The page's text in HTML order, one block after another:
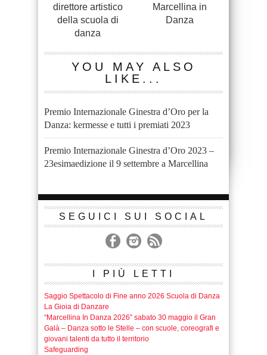
direttore artistico
della scuola di
danza
Marcellina in
Danza
YOU MAY ALSO
LIKE...
Premio Internazionale Ginestra d’Oro per la
Danza: kermesse e tutti i premiati 2023
Premio Internazionale Ginestra d’Oro 2023 –
23esimaedizione il 9 settembre a Marcellina
SEGUICI SUI SOCIAL
I PIÙ LETTI
Saggio Spettacolo di Fine anno 2026 Scuola di Danza
La Gioia di Danzare
“Marcellina In Danza 2026” sabato 30 maggio il Gran
Galà – Danza sotto le Stelle – con scuole, coreografi e
giovani talenti da tutto il territorio
Safeguarding